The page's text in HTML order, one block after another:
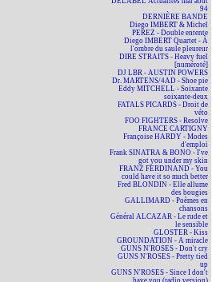
94
DERNIÈRE BANDE
Diego IMBERT & Michel
PEREZ - Double entente
Diego IMBERT Quartet - À
l'ombre du saule pleureur
DIRE STRAITS - Heavy fuel
[numéroté]
DJ LBR - AUSTIN POWERS
Dr. MARTENS/4AD - Shoe pie
Eddy MITCHELL - Soixante
soixante-deux
FATALS PICARDS - Droit de
véto
FOO FIGHTERS - Resolve
FRANCE CARTIGNY
Françoise HARDY - Modes
d'emploi
Frank SINATRA & BONO - I've
got you under my skin
FRANZ FERDINAND - You
could have it so much better
Fred BLONDIN - Elle allume
des bougies
GALLIMARD - Poèmes en
chansons
Général ALCAZAR - Le rude et
le sensible
GLOSTER - Kiss
GROUNDATION - A miracle
GUNS N'ROSES - Don't cry
GUNS N'ROSES - Pretty tied
up
GUNS N'ROSES - Since I don't
have you (radio version)